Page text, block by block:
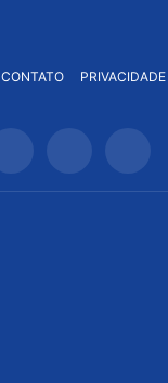
CONTATO PRIVACIDADE